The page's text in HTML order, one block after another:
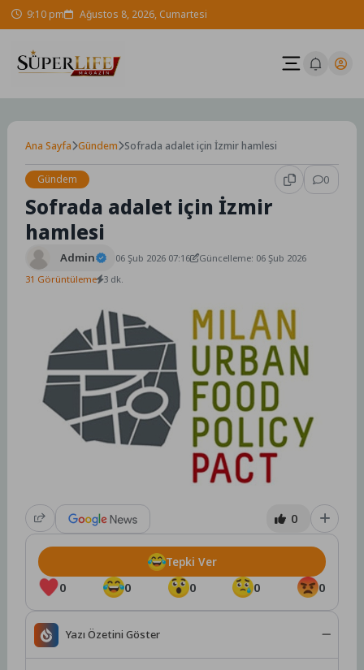
Skip 9:10 pm Ağustos 8, 2026, Cumartesi
Ana Sayfa Gündem Sofrada adalet için İzmir hamlesi
Gündem 0
Sofrada adalet için İzmir
hamlesi
Admin 06 Şub 2026 07:16
Güncelleme: 06 Şub 2026
31 Görüntüleme 3 dk.
0
0 0 0 0 0
Tepki Ver
Yazı Özetini Göster